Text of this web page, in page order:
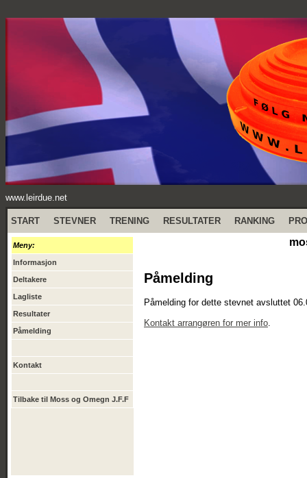
www.leirdue.net
START STEVNER TRENING RESULTATER RANKING
Meny:
Informasjon
Deltakere
Lagliste
Resultater
Påmelding
Kontakt
Tilbake til Moss og Omegn J.F.F
Påmelding
Påmelding for dette stevnet avsluttet
Kontakt arrangøren for mer info.